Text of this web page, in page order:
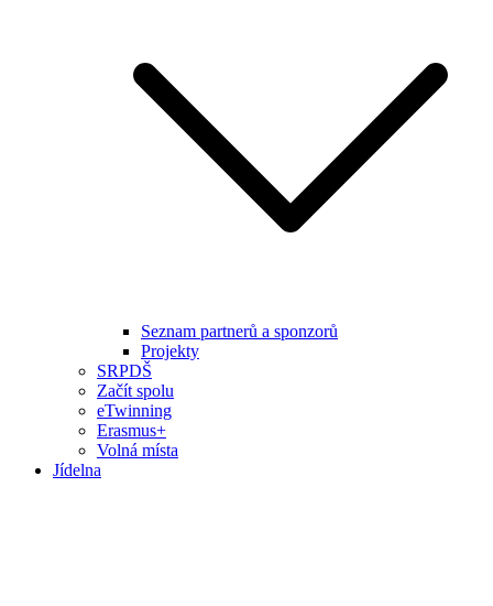
Seznam partnerů a sponzorů
Projekty
SRPDŠ
Začít spolu
eTwinning
Erasmus+
Volná místa
Jídelna